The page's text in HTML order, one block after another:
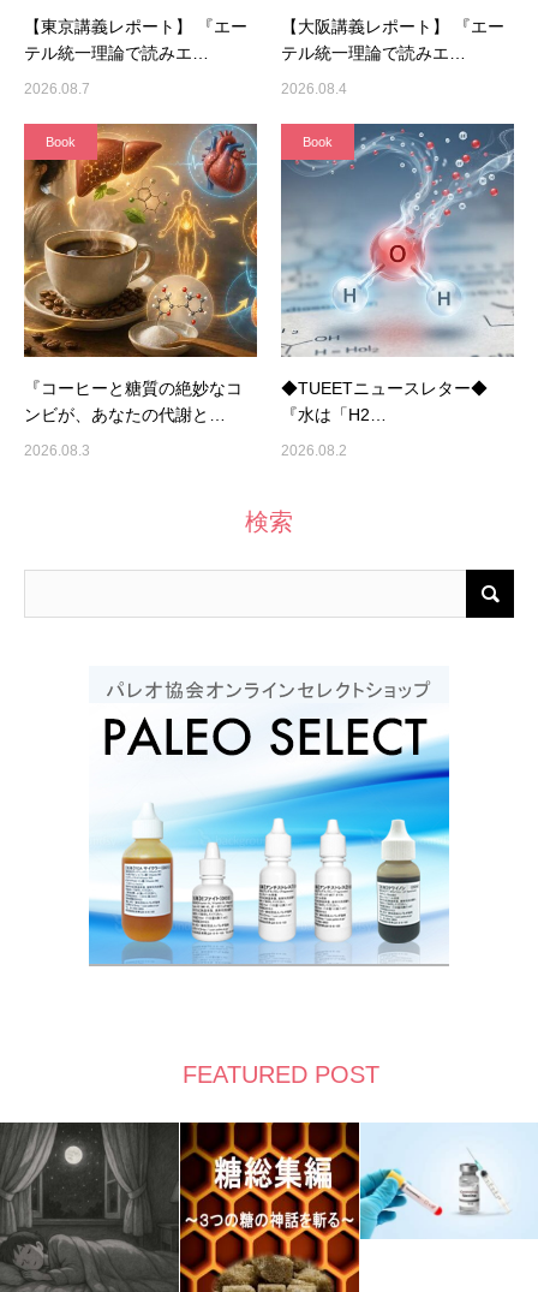
【東京講義レポート】 『エー
テル統一理論で読みエ…
2026.08.7
【大阪講義レポート】 『エー
テル統一理論で読みエ…
2026.08.4
Book
『コーヒーと糖質の絶妙なコ
ンビが、あなたの代謝と…
2026.08.3
Book
◆TUEETニュースレター◆
『水は「H2…
2026.08.2
検索
FEATURED POST